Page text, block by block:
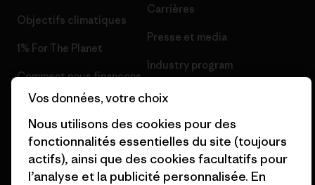
Objectifs climatiques
1% For The Planet
Comment nous finançons
Cartes cadeaux
Nos magasins
Carrières
Presse et media
Industry program
Programme d’affiliation
Patagonia France Plan du site
Vos données, votre choix
Nous utilisons des cookies pour des
fonctionnalités essentielles du site (toujours
actifs), ainsi que des cookies facultatifs pour
l’analyse et la publicité personnalisée. En